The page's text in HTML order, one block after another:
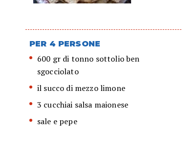
PER 4 PERSONE
600 gr di tonno sottolio ben
sgocciolato
il succo di mezzo limone
3 cucchiai salsa maionese
sale e pepe